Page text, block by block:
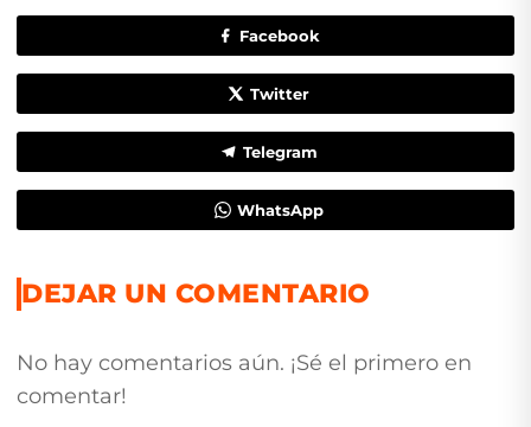
Facebook
Twitter
Telegram
WhatsApp
DEJAR UN COMENTARIO
No hay comentarios aún. ¡Sé el primero en
comentar!